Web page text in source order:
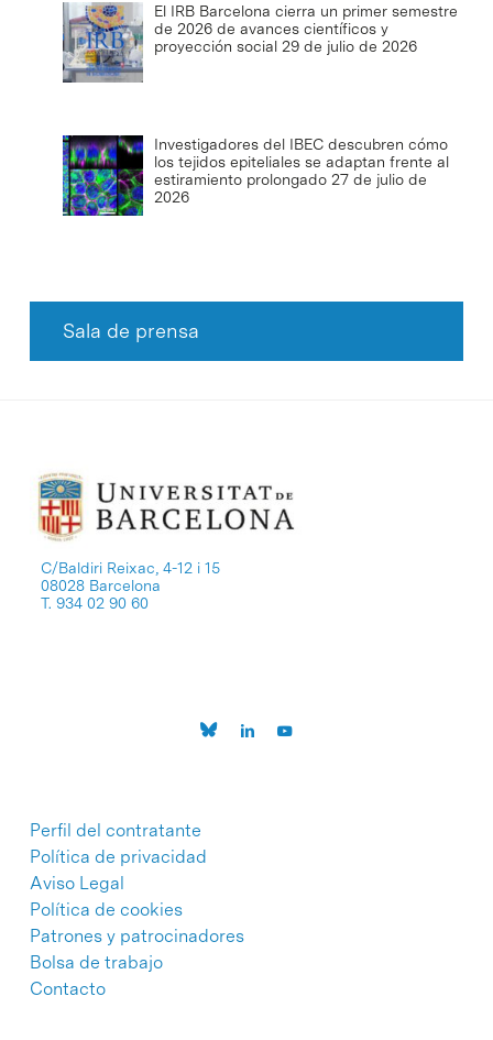
El IRB Barcelona cierra un primer semestre
de 2026 de avances científicos y
proyección social 29 de julio de 2026
Investigadores del IBEC descubren cómo
los tejidos epiteliales se adaptan frente al
estiramiento prolongado 27 de julio de
2026
Sala de prensa
C/Baldiri Reixac, 4-12 i 15
08028 Barcelona
T. 934 02 90 60
Perfil del contratante
Política de privacidad
Aviso Legal
Política de cookies
Patrones y patrocinadores
Bolsa de trabajo
Contacto